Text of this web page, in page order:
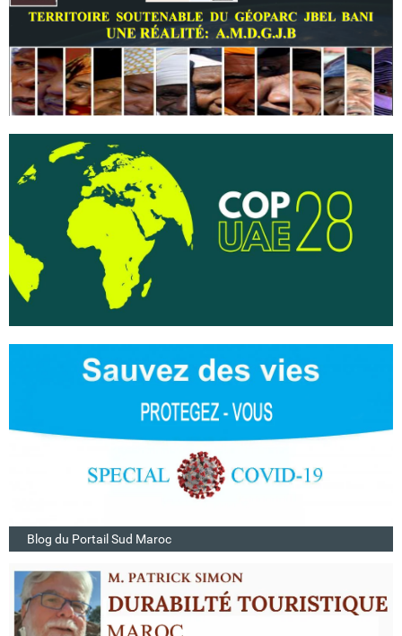
Blog du Portail Sud Maroc